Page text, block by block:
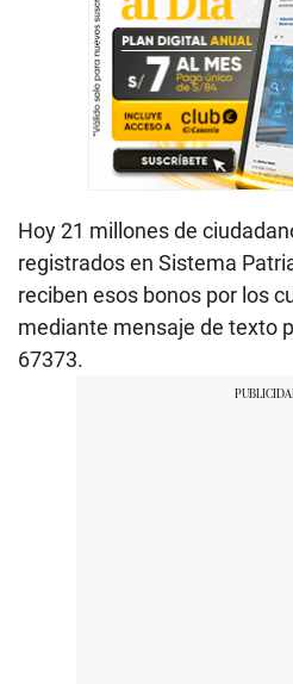
Hoy 21 millones de
registrados en Sistema
reciben esos bonos por los
mediante mensaje de texto
67373.